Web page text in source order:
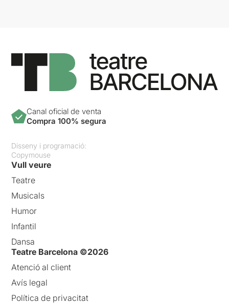
Canal oficial de venta
Compra 100% segura
Disseny i programació:
Copymouse
Vull veure
Teatre
Musicals
Humor
Infantil
Dansa
Teatre Barcelona ©2026
Atenció al client
Avís legal
Política de privacitat